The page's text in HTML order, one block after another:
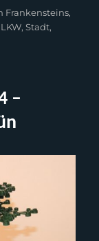
Frankensteins,
LKW,Stadt,
–